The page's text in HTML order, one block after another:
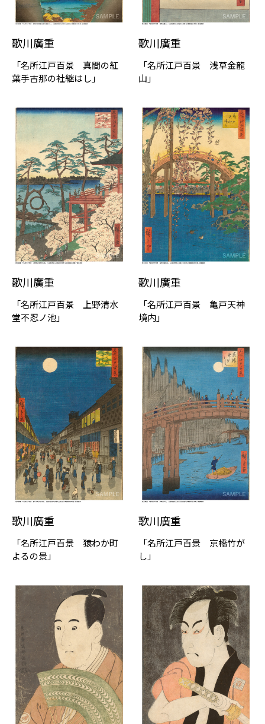
歌川廣重
「名所江戸百景 真間の紅
葉手古那の社継はし」
歌川廣重
「名所江戸百景 浅草金龍
山」
歌川廣重
「名所江戸百景 上野清水
堂不忍ノ池」
歌川廣重
「名所江戸百景 亀戸天神
境内」
歌川廣重
「名所江戸百景 猿わか町
よるの景」
歌川廣重
「名所江戸百景 京橋竹が
し」